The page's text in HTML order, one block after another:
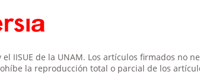
IISUE de la UNAM. Los artículos firmados no
la reproducción total o parcial de los